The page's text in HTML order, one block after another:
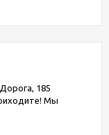
185
Мы